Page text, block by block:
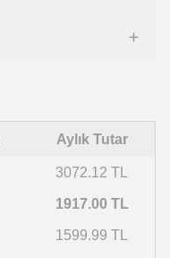
Aylık Tutar
3072.12 TL
1917.00 TL
1599.99 TL